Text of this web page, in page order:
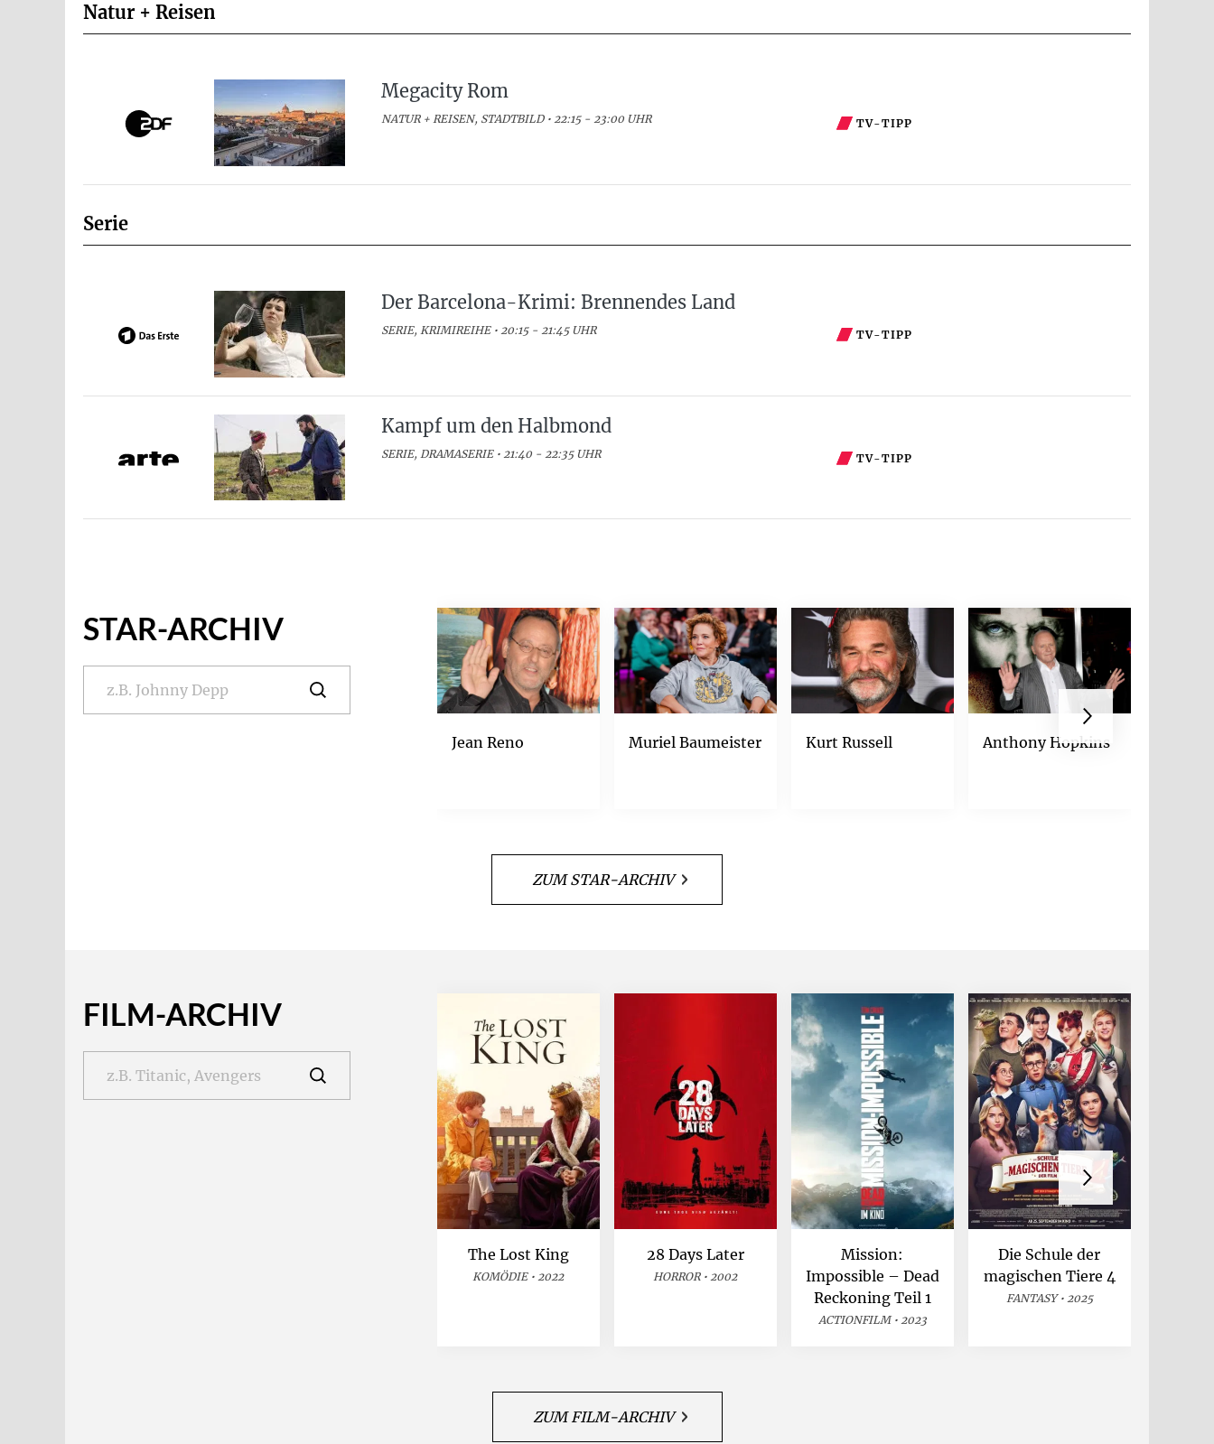
Natur + Reisen
Megacity Rom
NATUR + REISEN, STADTBILD • 22:15 - 23:00 UHR TV-TIPP
Serie
Der Barcelona-Krimi: Brennendes Land
SERIE, KRIMIREIHE • 20:15 - 21:45 UHR TV-TIPP
Kampf um den Halbmond
SERIE, DRAMASERIE • 21:40 - 22:35 UHR TV-TIPP
STAR-ARCHIV
Jean Reno Muriel Baumeister Kurt Russell Anthony Hopkins
ZUM STAR-ARCHIV
FILM-ARCHIV
The Lost King
KOMÖDIE • 2022
28 Days Later
HORROR • 2002
Mission:
Impossible – Dead
Reckoning Teil 1
ACTIONFILM • 2023
Die Schule der
magischen Tiere 4
FANTASY • 2025
ZUM FILM-ARCHIV